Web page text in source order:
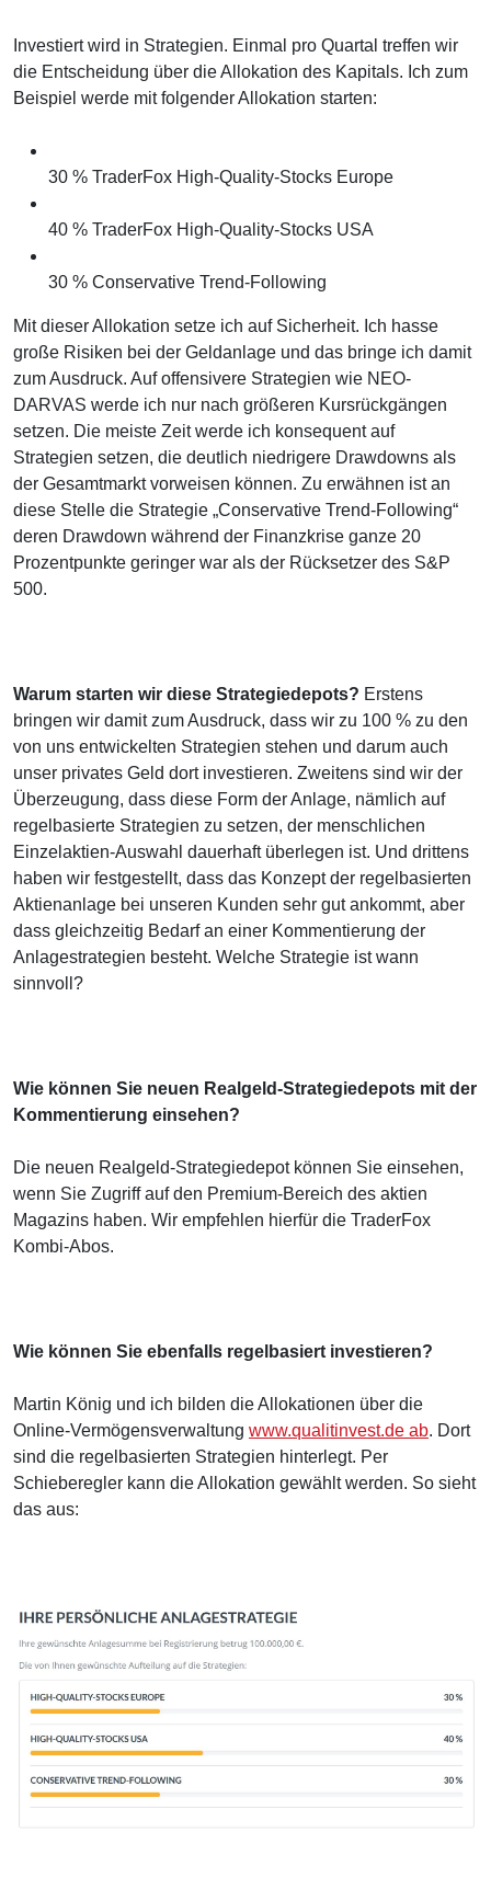
Investiert wird in Strategien. Einmal pro Quartal treffen wir
die Entscheidung über die Allokation des Kapitals. Ich zum
Beispiel werde mit folgender Allokation starten:
30 % TraderFox High-Quality-Stocks Europe
40 % TraderFox High-Quality-Stocks USA
30 % Conservative Trend-Following
Mit dieser Allokation setze ich auf Sicherheit. Ich hasse
große Risiken bei der Geldanlage und das bringe ich damit
zum Ausdruck. Auf offensivere Strategien wie NEO-
DARVAS werde ich nur nach größeren Kursrückgängen
setzen. Die meiste Zeit werde ich konsequent auf
Strategien setzen, die deutlich niedrigere Drawdowns als
der Gesamtmarkt vorweisen können. Zu erwähnen ist an
diese Stelle die Strategie „Conservative Trend-Following“
deren Drawdown während der Finanzkrise ganze 20
Prozentpunkte geringer war als der Rücksetzer des S&P
500.
Warum starten wir diese Strategiedepots? Erstens
bringen wir damit zum Ausdruck, dass wir zu 100 % zu den
von uns entwickelten Strategien stehen und darum auch
unser privates Geld dort investieren. Zweitens sind wir der
Überzeugung, dass diese Form der Anlage, nämlich auf
regelbasierte Strategien zu setzen, der menschlichen
Einzelaktien-Auswahl dauerhaft überlegen ist. Und drittens
haben wir festgestellt, dass das Konzept der regelbasierten
Aktienanlage bei unseren Kunden sehr gut ankommt, aber
dass gleichzeitig Bedarf an einer Kommentierung der
Anlagestrategien besteht. Welche Strategie ist wann
sinnvoll?
Wie können Sie neuen Realgeld-Strategiedepots mit der
Kommentierung einsehen?
Die neuen Realgeld-Strategiedepot können Sie einsehen,
wenn Sie Zugriff auf den Premium-Bereich des aktien
Magazins haben. Wir empfehlen hierfür die TraderFox
Kombi-Abos.
Wie können Sie ebenfalls regelbasiert investieren?
Martin König und ich bilden die Allokationen über die
Online-Vermögensverwaltung www.qualitinvest.de ab. Dort
sind die regelbasierten Strategien hinterlegt. Per
Schieberegler kann die Allokation gewählt werden. So sieht
das aus: